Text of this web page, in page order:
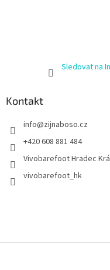
Sledovat na
Kontakt
info@zijnaboso.cz
+420 608 881 484
Vivobarefoot Hradec
vivobarefoot_hk